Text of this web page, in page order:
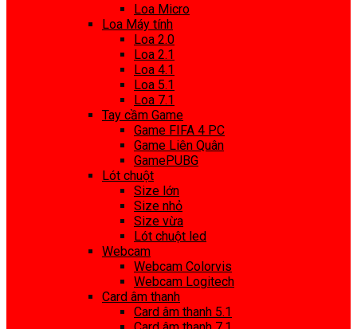
Loa Micro
Loa Máy tính
Loa 2.0
Loa 2.1
Loa 4.1
Loa 5.1
Loa 7.1
Tay cầm Game
Game FIFA 4 PC
Game Liên Quân
GamePUBG
Lót chuột
Size lớn
Size nhỏ
Size vừa
Lót chuột led
Webcam
Webcam Colorvis
Webcam Logitech
Card âm thanh
Card âm thanh 5.1